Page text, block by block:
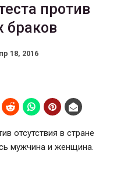
против
браков
18, 2016
отсутствия в стране
мужчина и женщина.